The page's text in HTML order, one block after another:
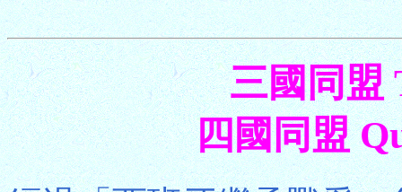
三國同盟
四國同盟